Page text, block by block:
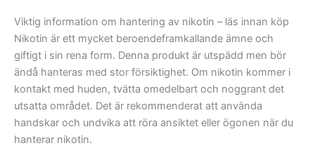
Viktig information om hantering av nikotin – läs innan köp
Nikotin är ett mycket beroendeframkallande ämne och
giftigt i sin rena form. Denna produkt är utspädd men bör
ändå hanteras med stor försiktighet. Om nikotin kommer i
kontakt med huden, tvätta omedelbart och noggrant det
utsatta området. Det är rekommenderat att använda
handskar och undvika att röra ansiktet eller ögonen när du
hanterar nikotin.